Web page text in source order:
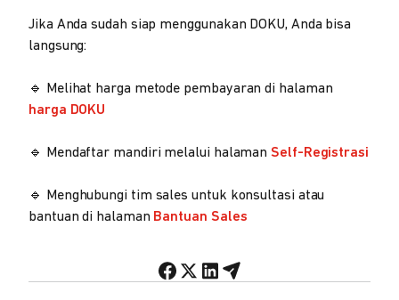
Jika Anda sudah siap menggunakan DOKU, Anda bisa
langsung:
🔹 Melihat harga metode pembayaran di halaman
harga DOKU
🔹 Mendaftar mandiri melalui halaman Self-Registrasi
🔹 Menghubungi tim sales untuk konsultasi atau
bantuan di halaman Bantuan Sales